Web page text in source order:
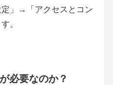
」→「アクセスとコン
。
必要なのか？